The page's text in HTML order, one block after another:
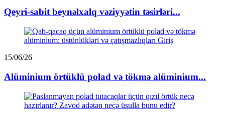
Qeyri-sabit beynəlxalq vəziyyətin təsirləri...
15/06/26
Alüminium örtüklü polad və tökmə alüminium...